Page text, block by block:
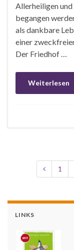
Allerheiligen
begangen
als dankbare
einer
Der Friedhof …
Weiterlesen
1
LINKS